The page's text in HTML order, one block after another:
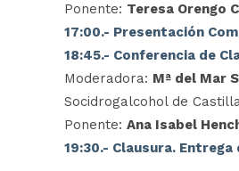
Ponente: Teresa Orengo
17:00.- Presentación
18:45.- Conferencia de
Moderadora: Mª del Mar
Socidrogalcohol de
Ponente: Ana Isabel
19:30.- Clausura.